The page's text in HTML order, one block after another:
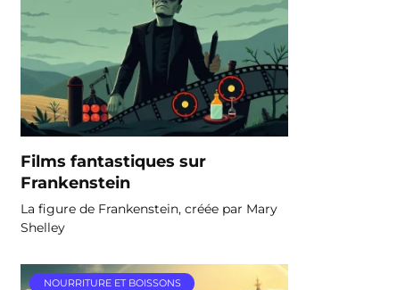
Films fantastiques sur
Frankenstein
La figure de Frankenstein, créée par Mary
Shelley
NOURRITURE ET BOISSONS